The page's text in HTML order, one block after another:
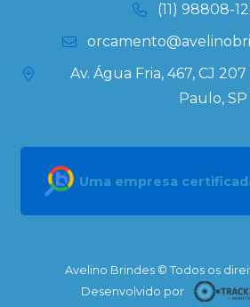
(11) 98808-
Av. Água Fria, 467, CJ
Paulo, SP
Uma empresa
Avelino Brindes © Todos os
Desenvolvido por